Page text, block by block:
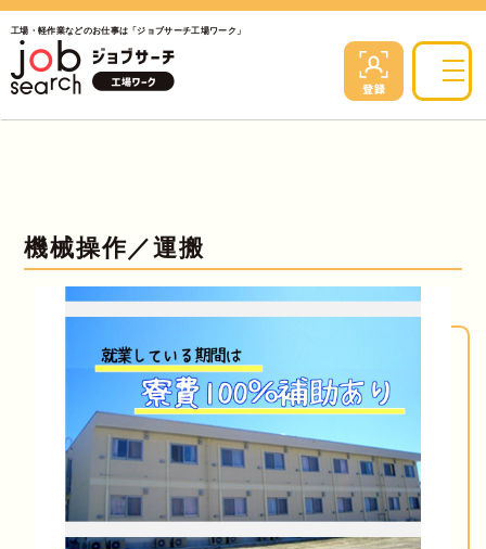
工場・軽作業などのお仕事は「ジョブサーチ工場ワーク」
機械操作／運搬